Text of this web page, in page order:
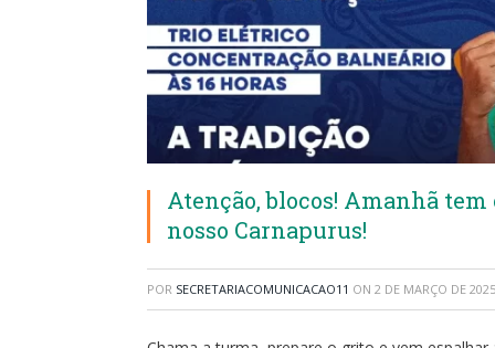
Atenção, blocos! Amanhã
nosso Carnapurus!
POR SECRETARIACOMUNICACAO11 ON 2 DE MARÇO DE 2025